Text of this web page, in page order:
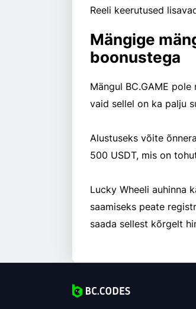
Reeli keerutused
Mängige
boonustega
Mängul BC.GAME
vaid sellel on ka palju
Alustuseks võite
500 USDT, mis on
Lucky Wheeli auhinna
saamiseks peate
saada sellest kõrgelt